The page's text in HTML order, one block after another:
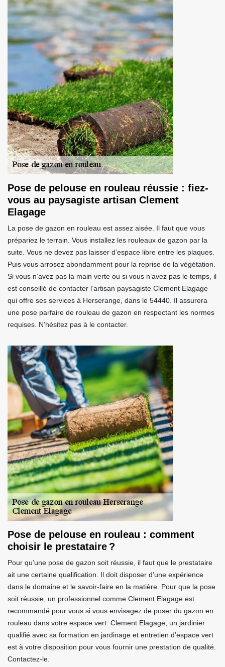
Pose de pelouse en rouleau réussie : fiez-
vous au paysagiste artisan Clement
Elagage
La pose de gazon en rouleau est assez aisée. Il faut que vous
prépariez le terrain. Vous installez les rouleaux de gazon par la
suite. Vous ne devez pas laisser d’espace libre entre les plaques.
Puis vous arrosez abondamment pour la reprise de la végétation.
Si vous n’avez pas la main verte ou si vous n’avez pas le temps, il
est conseillé de contacter l’artisan paysagiste Clement Elagage
qui offre ses services à Herserange, dans le 54440. Il assurera
une pose parfaire de rouleau de gazon en respectant les normes
requises. N’hésitez pas à le contacter.
Pose de pelouse en rouleau : comment
choisir le prestataire ?
Pour qu’une pose de gazon soit réussie, il faut que le prestataire
ait une certaine qualification. Il doit disposer d’une expérience
dans le domaine et le savoir-faire en la matière. Pour que la pose
soit réussie, un professionnel comme Clement Elagage est
recommandé pour vous si vous envisagez de poser du gazon en
rouleau dans votre espace vert. Clement Elagage, un jardinier
qualifié avec sa formation en jardinage et entretien d’espace vert
est à votre disposition pour vous fournir une prestation de qualité.
Contactez-le.